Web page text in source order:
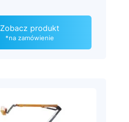
Zobacz produkt
*na zamówienie